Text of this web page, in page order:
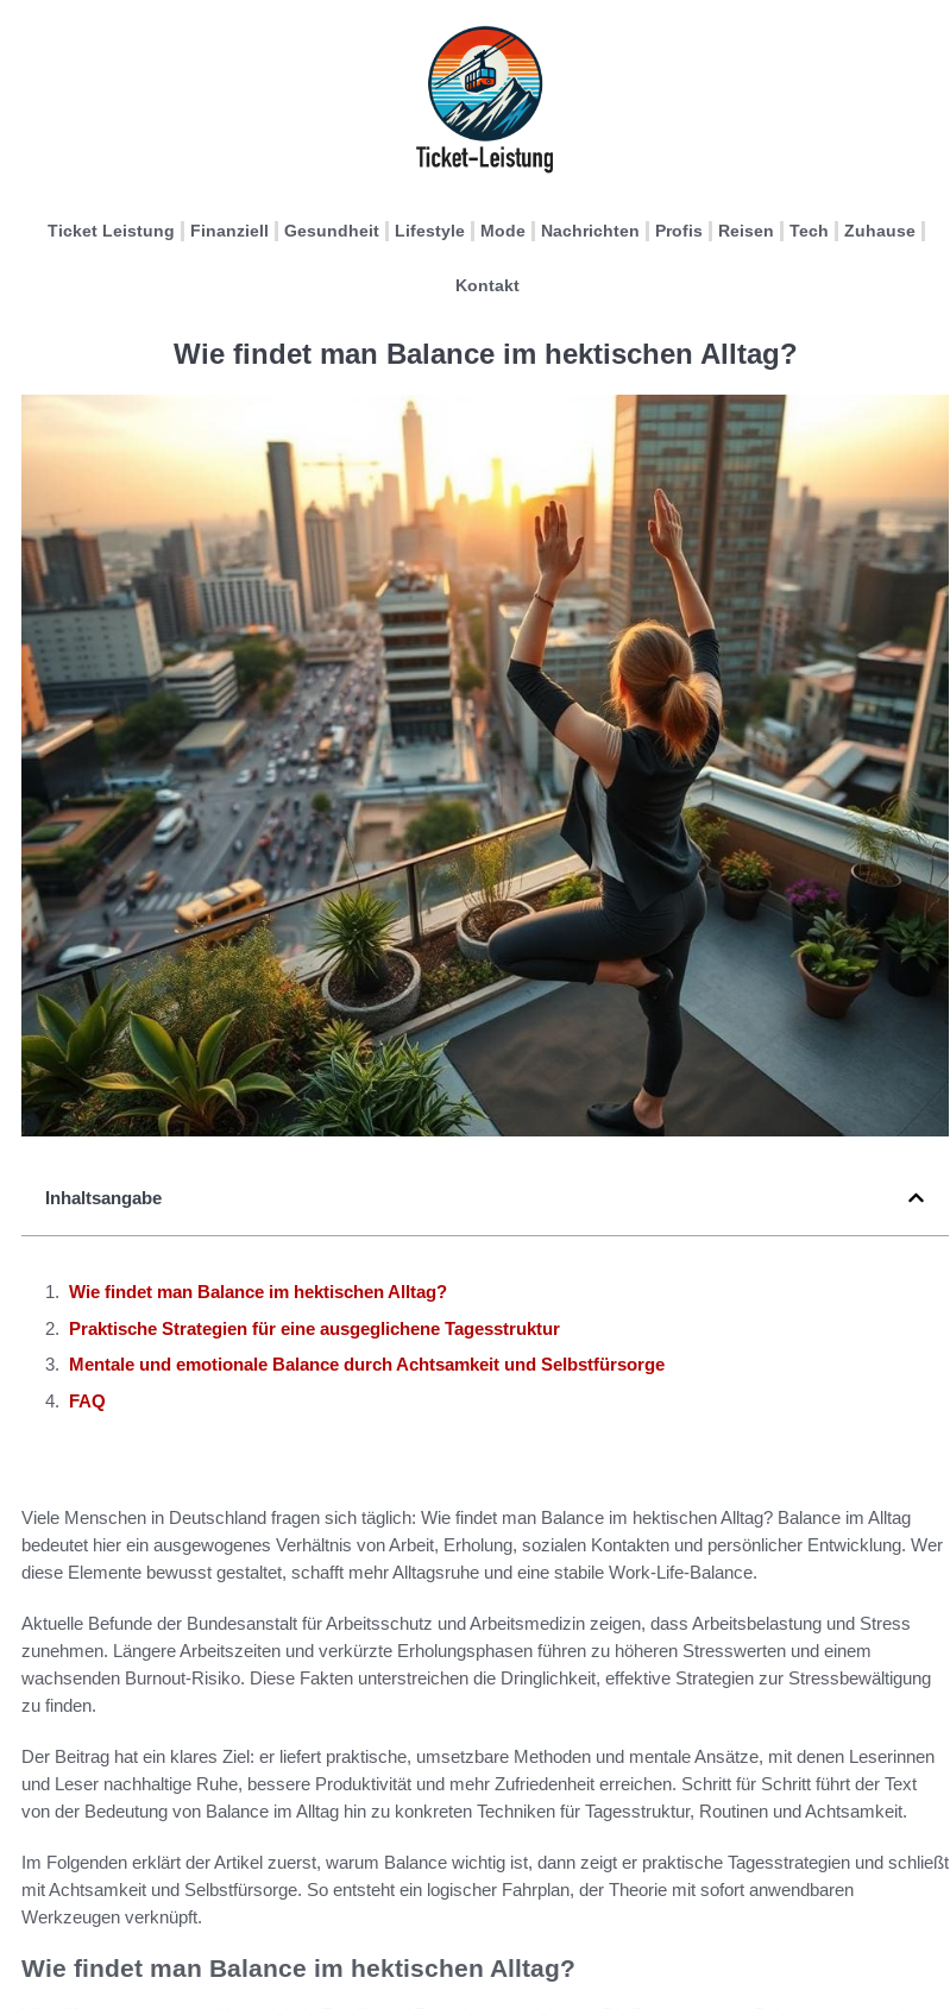
Ticket Leistung Finanziell Gesundheit Lifestyle Mode Nachrichten Profis Reisen Tech Zuhause
Kontakt
Wie findet man Balance im hektischen Alltag?
Inhaltsangabe
Wie findet man Balance im hektischen Alltag?
Praktische Strategien für eine ausgeglichene Tagesstruktur
Mentale und emotionale Balance durch Achtsamkeit und Selbstfürsorge
FAQ
Viele Menschen in Deutschland fragen sich täglich: Wie findet man Balance im hektischen Alltag? Balance im Alltag
bedeutet hier ein ausgewogenes Verhältnis von Arbeit, Erholung, sozialen Kontakten und persönlicher Entwicklung. Wer
diese Elemente bewusst gestaltet, schafft mehr Alltagsruhe und eine stabile Work-Life-Balance.
Aktuelle Befunde der Bundesanstalt für Arbeitsschutz und Arbeitsmedizin zeigen, dass Arbeitsbelastung und Stress
zunehmen. Längere Arbeitszeiten und verkürzte Erholungsphasen führen zu höheren Stresswerten und einem
wachsenden Burnout-Risiko. Diese Fakten unterstreichen die Dringlichkeit, effektive Strategien zur Stressbewältigung
zu finden.
Der Beitrag hat ein klares Ziel: er liefert praktische, umsetzbare Methoden und mentale Ansätze, mit denen Leserinnen
und Leser nachhaltige Ruhe, bessere Produktivität und mehr Zufriedenheit erreichen. Schritt für Schritt führt der Text
von der Bedeutung von Balance im Alltag hin zu konkreten Techniken für Tagesstruktur, Routinen und Achtsamkeit.
Im Folgenden erklärt der Artikel zuerst, warum Balance wichtig ist, dann zeigt er praktische Tagesstrategien und schließt
mit Achtsamkeit und Selbstfürsorge. So entsteht ein logischer Fahrplan, der Theorie mit sofort anwendbaren
Werkzeugen verknüpft.
Wie findet man Balance im hektischen Alltag?